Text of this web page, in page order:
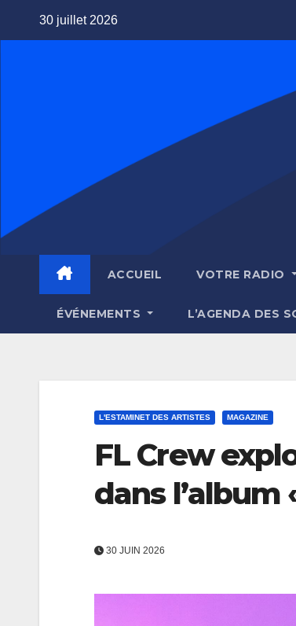
30 juillet 2026
ACCUEIL VOTRE RADIO
ÉVÉNEMENTS L’AGENDA DES
L'ESTAMINET DES ARTISTES MAGAZINE
FL Crew
dans l’album
30 JUIN 2026